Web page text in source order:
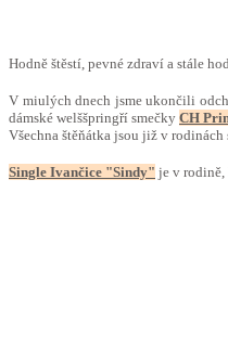
Hodně štěstí, pevné zdraví a stále
V miulých dnech jsme ukončili
dámské welššpringří smečky CH
Všechna štěňátka jsou již v
Single Ivančice "Sindy" je v rodině,